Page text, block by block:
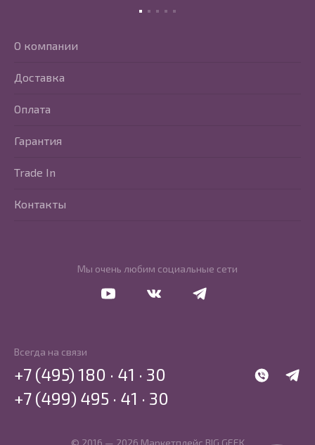
Мы очень любим социальные сети
О компании
Доставка
Оплата
Гарантия
Trade In
Контакты
Всегда на связи
WhatsApp
+7 (495) 180 · 41 · 30
+7 (499) 495 · 41 · 30